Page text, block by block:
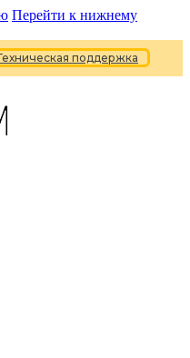
Перейти к нижнему
поддержка